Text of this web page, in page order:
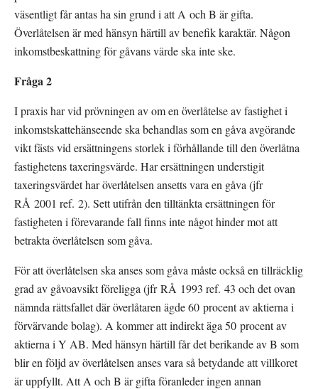
väsentligt får antas ha sin grund i att A och B är gifta.
Överlåtelsen är med hänsyn härtill av benefik karaktär. Någon
inkomstbeskattning för gåvans värde ska inte ske.
Fråga 2
I praxis har vid prövningen av om en överlåtelse av fastighet i
inkomstskattehänseende ska behandlas som en gåva avgörande
vikt fästs vid ersättningens storlek i förhållande till den överlåtna
fastighetens taxeringsvärde. Har ersättningen understigit
taxeringsvärdet har överlåtelsen ansetts vara en gåva (jfr
RÅ 2001 ref. 2). Sett utifrån den tilltänkta ersättningen för
fastigheten i förevarande fall finns inte något hinder mot att
betrakta överlåtelsen som gåva.
För att överlåtelsen ska anses som gåva måste också en tillräcklig
grad av gåvoavsikt föreligga (jfr RÅ 1993 ref. 43 och det ovan
nämnda rättsfallet där överlåtaren ägde 60 procent av aktierna i
förvärvande bolag). A kommer att indirekt äga 50 procent av
aktierna i Y AB. Med hänsyn härtill får det berikande av B som
blir en följd av överlåtelsen anses vara så betydande att villkoret
är uppfyllt. Att A och B är gifta föranleder ingen annan